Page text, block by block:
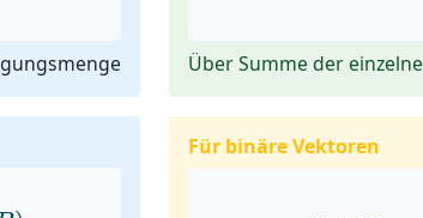
Über Summe der
Für binäre Vektoren